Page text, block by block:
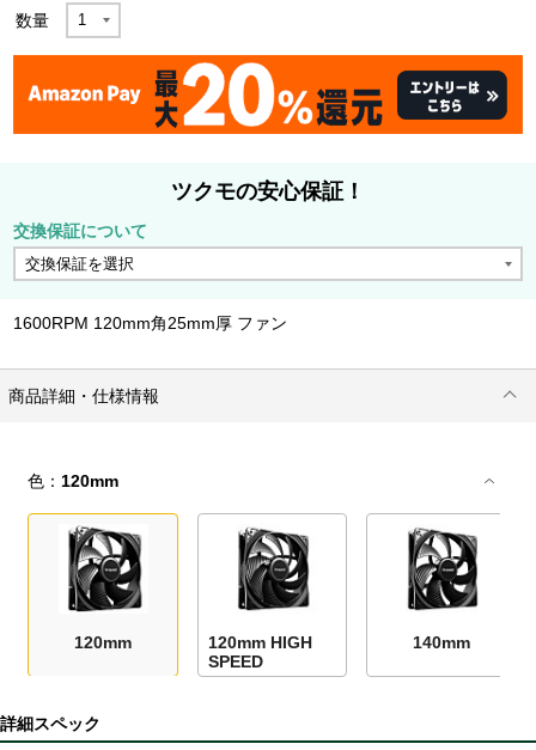
数量
ツクモの安心保証！
交換保証について
1600RPM 120mm角25mm厚 ファン
商品詳細・仕様情報
色： 120mm
120mm
120mm HIGH
SPEED
140mm
詳細スペック